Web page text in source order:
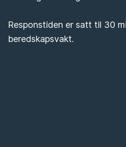
Responstiden er satt til 30
beredskapsvakt.